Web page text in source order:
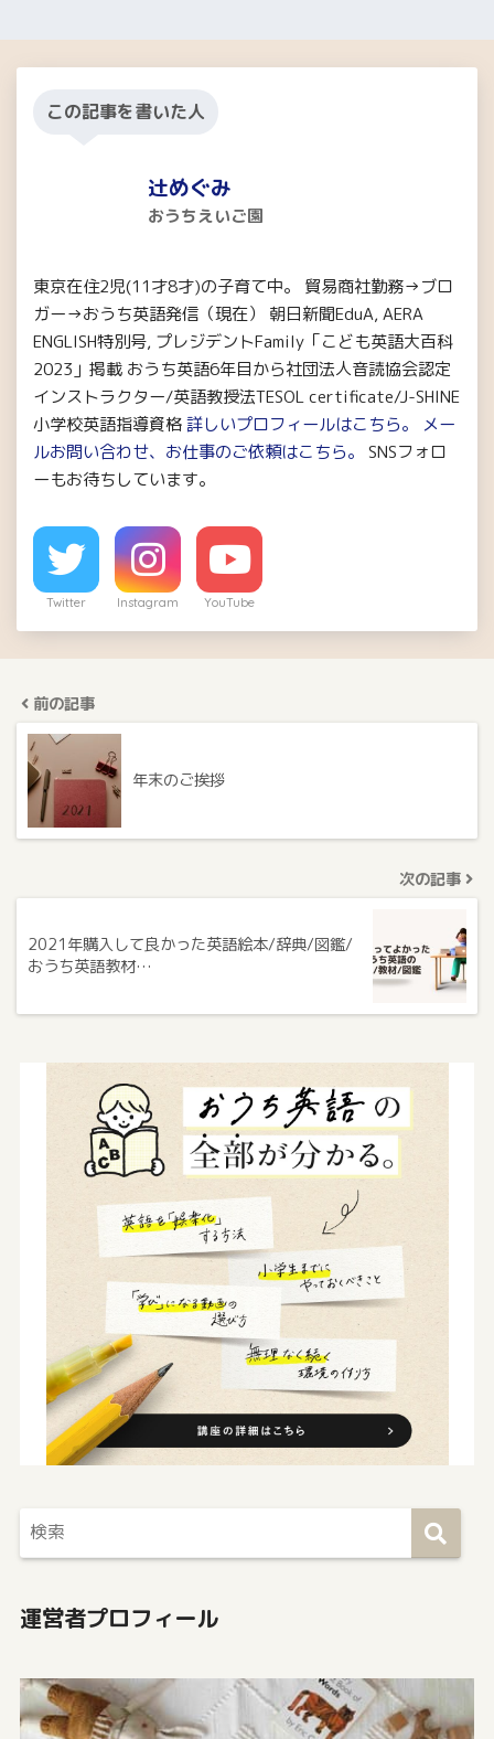
この記事を書いた人
辻めぐみ
おうちえいご園
東京在住2児(11才8才)の子育て中。 貿易商社勤務→ブロ
ガー→おうち英語発信（現在） 朝日新聞EduA, AERA
ENGLISH特別号, プレジデントFamily「こども英語大百科
2023」掲載 おうち英語6年目から社団法人音読協会認定
インストラクター/英語教授法TESOL certificate/J-SHINE
小学校英語指導資格詳しいプロフィールはこちら。
メー
ルお問い合わせ、お仕事のご依頼はこちら。
SNSフォロ
ーもお待ちしています。
Twitter Instagram YouTube
前の記事
年末のご挨拶
次の記事
2021年購入して良かった英語絵本/辞典/図鑑/
おうち英語教材…
運営者プロフィール